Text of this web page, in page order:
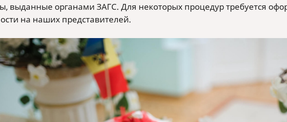
выданные органами ЗАГС. Для некоторых процедур требуется
на наших представителей.